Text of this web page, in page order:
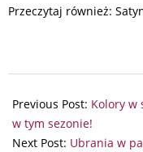
Przeczytaj również:
03-
05
Previous Post: Kolory w
w tym sezonie!
Next Post: Ubrania w